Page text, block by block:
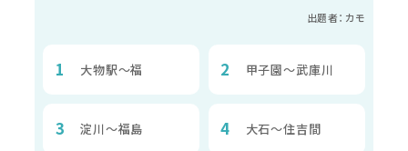
出題者：カモ
大物駅～福 甲子園～武庫川
淀川～福島 大石～住吉間